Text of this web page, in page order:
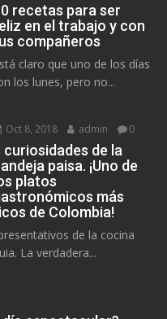
recetas para ser
en el trabajo y con
compañeros
claro que uno de los días
los lunes, pero no...
Oct 8, 2018 admin 0
curiosidades de la
paisa. ¡Uno de
platos
más
de Colombia!
de la cocina
La verdadera...